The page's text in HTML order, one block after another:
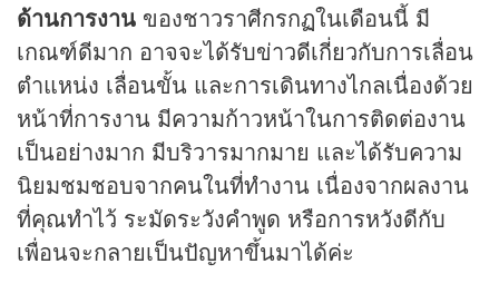
ด้านการงาน ของชาวราศีกรกฏในเดือนนี้ มี
เกณฑ์ดีมาก อาจจะได้รับข่าวดีเกี่ยวกับการเลื่อน
ตำแหน่ง เลื่อนขั้น และการเดินทางไกลเนื่องด้วย
หน้าที่การงาน มีความก้าวหน้าในการติดต่องาน
เป็นอย่างมาก มีบริวารมากมาย และได้รับความ
นิยมชมชอบจากคนในที่ทำงาน เนื่องจากผลงาน
ที่คุณทำไว้ ระมัดระวังคำพูด หรือการหวังดีกับ
เพื่อนจะกลายเป็นปัญหาขึ้นมาได้ค่ะ